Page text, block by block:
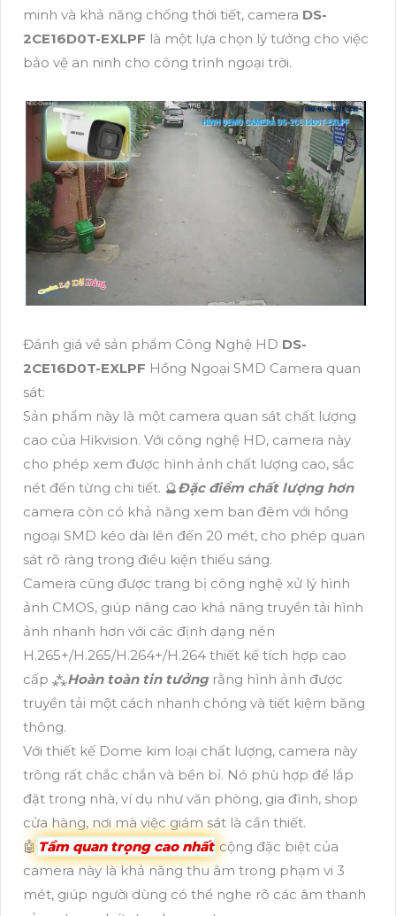
minh và khả năng chống thời tiết, camera DS-
2CE16D0T-EXLPF là một lựa chọn lý tưởng cho việc
bảo vệ an ninh cho công trình ngoại trời.
Đánh giá về sản phẩm Công Nghệ HD DS-
2CE16D0T-EXLPF Hồng Ngoại SMD Camera quan
sát:
Sản phẩm này là một camera quan sát chất lượng
cao của Hikvision. Với công nghệ HD, camera này
cho phép xem được hình ảnh chất lượng cao, sắc
nét đến từng chi tiết. 🔮Đặc điểm chất lượng hơn
camera còn có khả năng xem ban đêm với hồng
ngoại SMD kéo dài lên đến 20 mét, cho phép quan
sát rõ ràng trong điều kiện thiếu sáng.
Camera cũng được trang bị công nghệ xử lý hình
ảnh CMOS, giúp nâng cao khả năng truyền tải hình
ảnh nhanh hơn với các định dạng nén
H.265+/H.265/H.264+/H.264 thiết kế tích hợp cao
cấp ⁂Hoàn toàn tin tưởngrằng hình ảnh được
truyền tải một cách nhanh chóng và tiết kiệm băng
thông.
Với thiết kế Dome kim loại chất lượng, camera này
trông rất chắc chắn và bền bỉ. Nó phù hợp để lắp
đặt trong nhà, ví dụ như văn phòng, gia đình, shop
cửa hàng, nơi mà việc giám sát là cần thiết.
🤖️ Tầm quan trọng cao nhất cộng đặc biệt của
camera này là khả năng thu âm trong phạm vi 3
mét, giúp người dùng có thể nghe rõ các âm thanh